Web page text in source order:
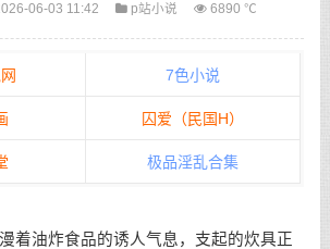
06-03 11:42 p站小说 6890 ℃
7色小说
囚爱（民国H）
极品淫乱合集
着油炸食品的诱人气息，支起的炊具正